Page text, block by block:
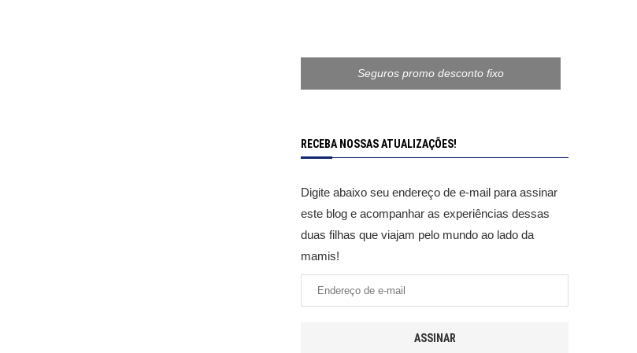
Seguros promo desconto fixo
RECEBA NOSSAS ATUALIZAÇÕES!
Digite abaixo seu endereço de e-mail para assinar
este blog e acompanhar as experiências dessas
duas filhas que viajam pelo mundo ao lado da
mamis!
ASSINAR